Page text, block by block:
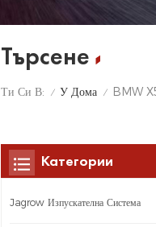
Търсене
Ти Си В: / У Дома / BMW
Категории
Jagrow Изпускателна Система